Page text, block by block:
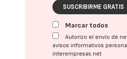
SUSCRIBIRME GRATIS
Marcar todos
Autorizo el envío de
avisos informativos
interempresas.net